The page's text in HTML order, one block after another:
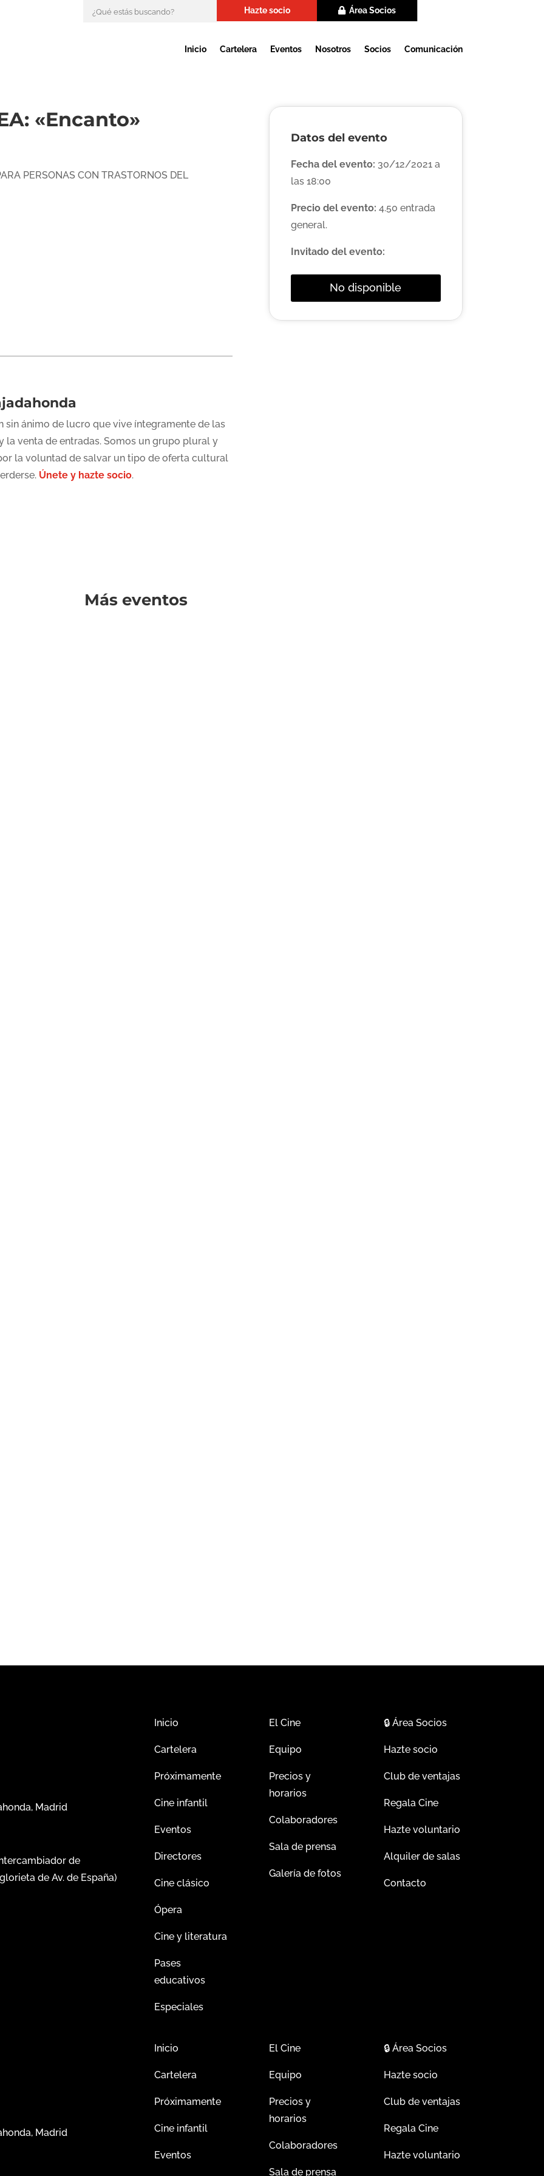
Hazte socio Área Socios
Inicio Cartelera Eventos Nosotros Socios Comunicación
«Encanto»
PERSONAS CON TRASTORNOS DEL
Datos del evento
Fecha del evento: 30/12/2021 a
las 18:00
Precio del evento: 4.50 entrada
general.
Invitado del evento:
No disponible
sin ánimo de lucro que vive íntegramente de las
la venta de entradas. Somos un grupo plural y
la voluntad de salvar un tipo de oferta cultural
Únete y hazte socio.
Más eventos
Madrid
de
de Av. de España)
Inicio
Cartelera
Próximamente
Cine infantil
Eventos
Directores
Cine clásico
Ópera
Cine y literatura
Pases
educativos
Especiales
El Cine
Equipo
Precios y
horarios
Colaboradores
Sala de prensa
Galería de fotos
🔒Área Socios
Hazte socio
Club de ventajas
Regala Cine
Hazte voluntario
Alquiler de salas
Contacto
Madrid
Inicio
Cartelera
Próximamente
Cine infantil
Eventos
El Cine
Equipo
Precios y
horarios
Colaboradores
Sala de prensa
🔒Área Socios
Hazte socio
Club de ventajas
Regala Cine
Hazte voluntario